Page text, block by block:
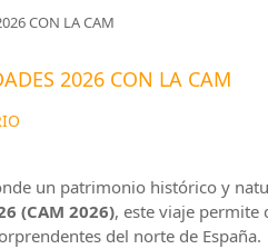
2026 CON LA CAM
un patrimonio histórico y
(CAM 2026), este viaje permite
del norte de España.